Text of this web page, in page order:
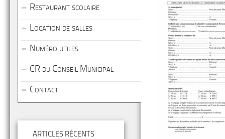
Restaurant scolaire
Location de salles
Numéro utiles
CR du Conseil Municipal
Contact
ARTICLES RÉCENTS